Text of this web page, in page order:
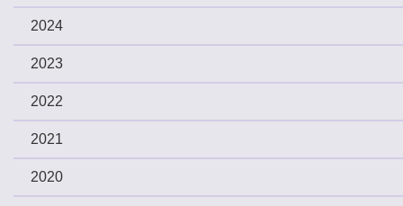
2024
2023
2022
2021
2020